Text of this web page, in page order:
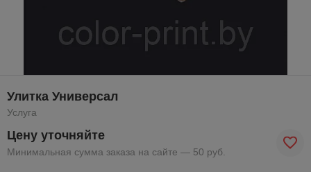
Улитка Универсал
Услуга
Цену уточняйте
Минимальная сумма заказа на сайте — 50 руб.